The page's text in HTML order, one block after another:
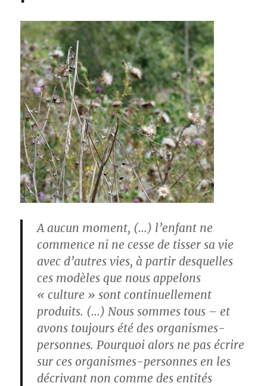
A aucun moment, (…) l’enfant ne
commence ni ne cesse de tisser sa vie
avec d’autres vies, à partir desquelles
ces modèles que nous appelons
« culture » sont continuellement
produits. (…) Nous sommes tous – et
avons toujours été des organismes-
personnes. Pourquoi alors ne pas écrire
sur ces organismes-personnes en les
décrivant non comme des entités